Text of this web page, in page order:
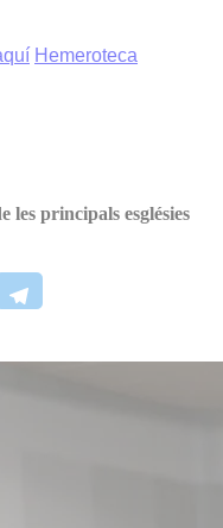
Hemeroteca
les principals esglésies